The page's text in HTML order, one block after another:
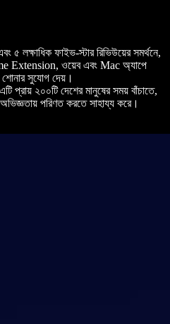
৫ লক্ষাধিক ফাইভ-স্টার রিভিউয়ের সমর্থনে,
Extension, ওয়েব এবং Mac অ্যাপে
সুযোগ দেয়।
প্রায় ২০০টি দেশের মানুষের সময় বাঁচাতে,
পরিণত করতে সাহায্য করে।